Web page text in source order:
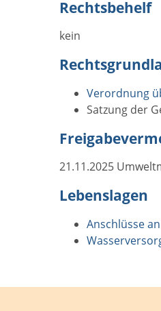
Rechtsbehelf
kein
Verordnung
Satzung der
21.11.2025
Lebenslagen
Anschlüsse